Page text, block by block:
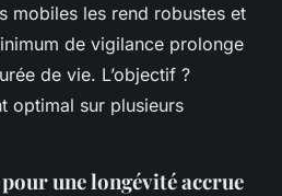
mobiles les rend robustes et
de vigilance prolonge
de vie. L’objectif ?
optimal sur plusieurs
une longévité accrue